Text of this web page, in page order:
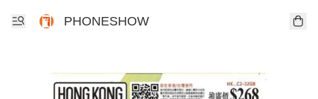
PHONESHOW